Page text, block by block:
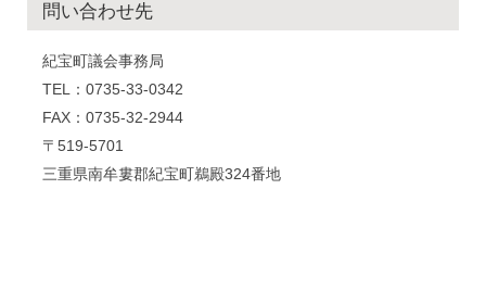
問い合わせ先
紀宝町議会事務局
TEL：0735-33-0342
FAX：0735-32-2944
〒519-5701
三重県南牟婁郡紀宝町鵜殿324番地